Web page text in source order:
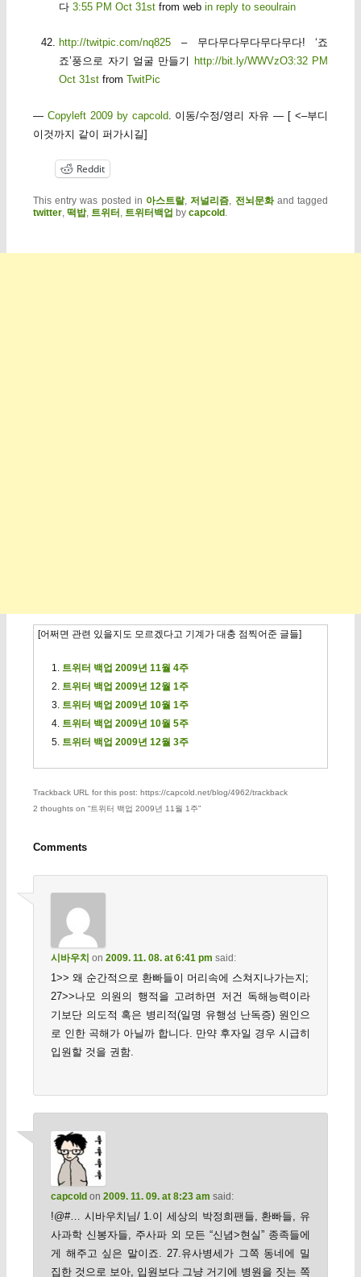
다3:55 PM Oct 31st from web in reply to seoulrain
http://twitpic.com/nq825 – 무다무다무다무다무다! ‘죠
죠’풍으로 자기 얼굴 만들기
http://bit.ly/WWVzO3:32 PM
Oct 31st fromTwitPic
— Copyleft 2009 by capcold. 이동/수정/영리 자유 — [ <–부디
이것까지 같이 퍼가시길]
Reddit
This entry was posted in 아스트랄,저널리즘 전뇌문화and tagged
twitter, 떡밥, 트위터 트위터백업 by capcold.
[어쩌면 관련 있을지도 모르겠다고 기계가 대충 점찍어준 글들]
트위터 백업 2009년 11월 4주
트위터 백업 2009년 12월 1주
트위터 백업 2009년 10월 1주
트위터 백업 2009년 10월 5주
트위터 백업 2009년 12월 3주
Trackback URL for this post: https://capcold.net/blog/4962/trackback
2 thoughts on “트위터 백업 2009년 11월 1주”
Comments
시바우치 on 2009. 11. 08. at 6:41 pm said:
1>> 왜 순간적으로 환빠들이 머리속에 스쳐지나가는지;
27>>나모 의원의 행적을 고려하면 저건 독해능력이라
기보단 의도적 혹은 병리적(일명 유행성 난독증) 원인으
로 인한 곡해가 아닐까 합니다. 만약 후자일 경우 시급히
입원할 것을 권함.
capcoldon 2009. 11. 09. at 8:23 am said:
!@#… 시바우치님/ 1.이 세상의 박정희팬들, 환빠들, 유
사과학 신봉자들, 주사파 외 모든 “신념>현실” 종족들에
게 해주고 싶은 말이죠. 27.유사병세가 그쪽 동네에 밀
집한 것으로 보아, 입원보다 그냥 거기에 병원을 짓는 쪽